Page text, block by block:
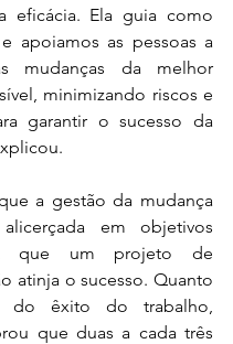
eficácia. Ela guia como
apoiamos as pessoas a
mudanças da melhor
minimizando riscos e
garantir o sucesso da
a gestão da mudança
em objetivos
que um projeto de
atinja o sucesso. Quanto
do êxito do trabalho,
que duas a cada três